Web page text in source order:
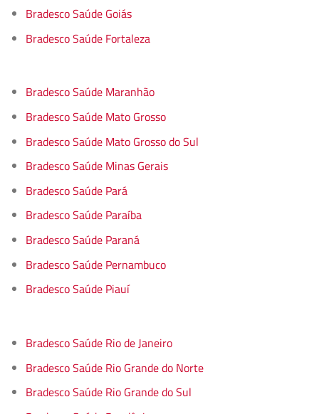
Bradesco Saúde Goiás
Bradesco Saúde Fortaleza
Bradesco Saúde Maranhão
Bradesco Saúde Mato Grosso
Bradesco Saúde Mato Grosso do Sul
Bradesco Saúde Minas Gerais
Bradesco Saúde Pará
Bradesco Saúde Paraíba
Bradesco Saúde Paraná
Bradesco Saúde Pernambuco
Bradesco Saúde Piauí
Bradesco Saúde Rio de Janeiro
Bradesco Saúde Rio Grande do Norte
Bradesco Saúde Rio Grande do Sul